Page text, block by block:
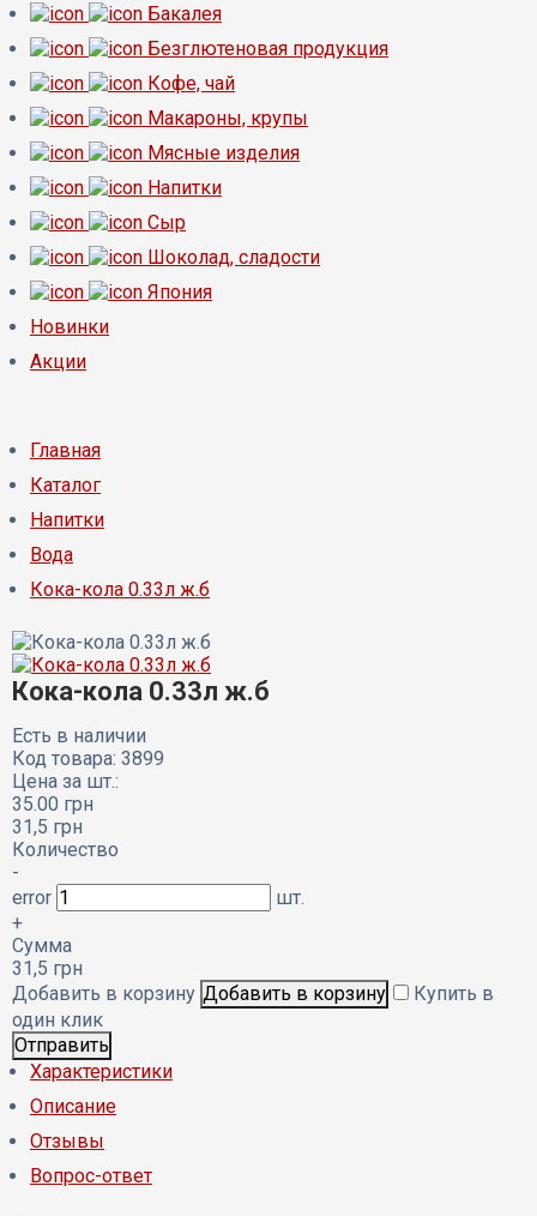
Бакалея
Безглютеновая продукция
Кофе, чай
Макароны, крупы
Мясные изделия
Напитки
Сыр
Шоколад, сладости
Япония
Новинки
Акции
Главная
Каталог
Напитки
Вода
Кока-кола 0.33л ж.б
Кока-кола 0.33л ж.б
Есть в наличии
Код товара: 3899
Цена за шт.:
35.00 грн
31,5 грн
Количество
-
error
шт.
+
Сумма
31,5 грн
Добавить в корзину
Купить в
один клик
Характеристики
Описание
Отзывы
Вопрос-ответ